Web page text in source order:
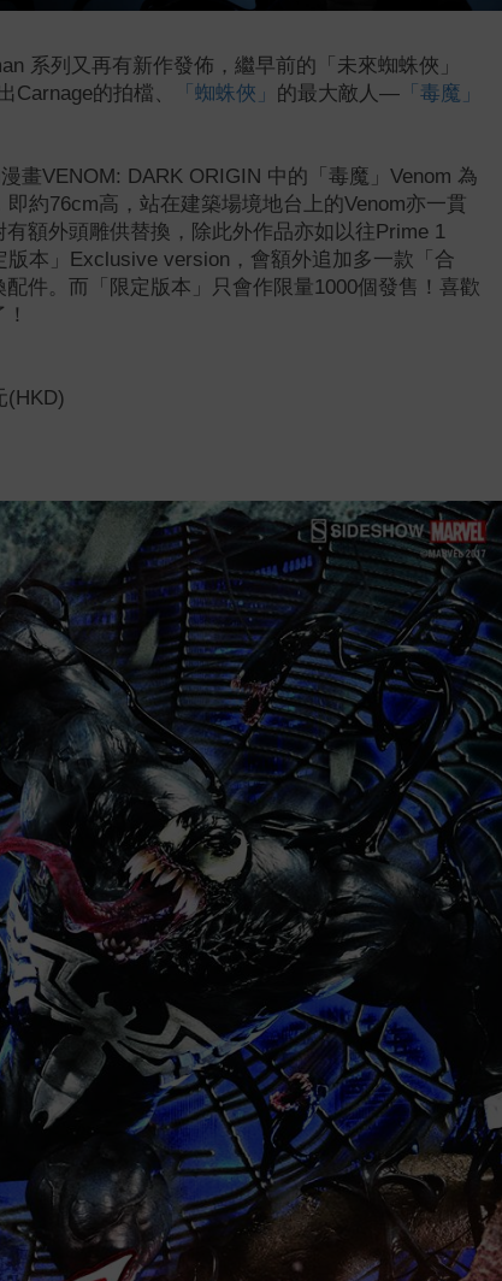
系列又再有新作發佈，繼早前的「未來蜘蛛俠」
Carnage的拍檔、 「 蜘蛛俠」 的最大敵人 — 「毒魔」
畫VENOM: DARK ORIGIN 中的「毒魔」Venom 為
即約76cm高， 站在建築場境地台上的Venom亦一貫
額外頭雕供替換，除此外作品亦如以往Prime 1
版本」Exclusive version，會額外追加多一款「合
配件。而
「限定版本」只會作 限量1000個 發售 ！ 喜歡
(HKD)